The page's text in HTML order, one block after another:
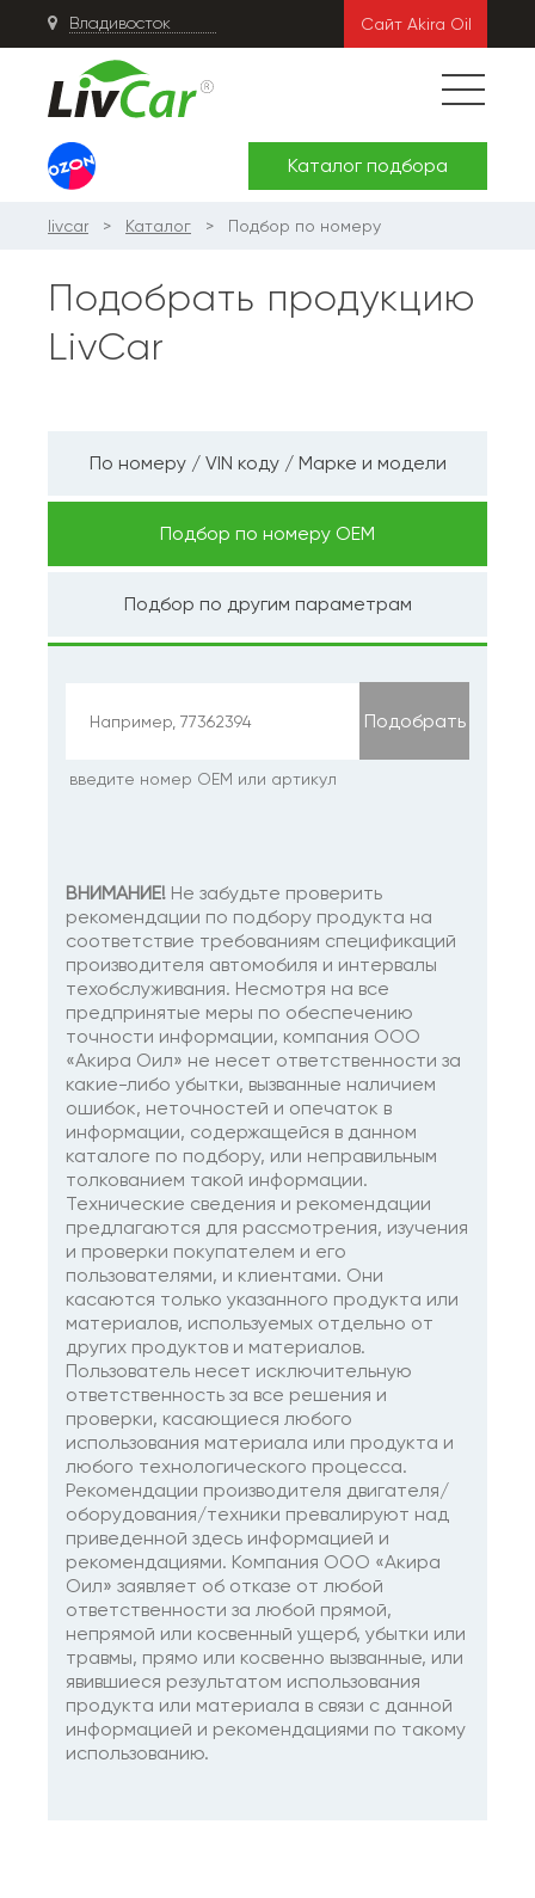
Сайт Akira Oil
Каталог подбора
livcar Каталог Подбор по номеру
Подобрать продукцию
LivCar
По номеру / VIN коду / Марке и модели
Подбор по номеру ОЕМ
Подбор по другим параметрам
введите номер ОЕМ или артикул
Подобрать
ВНИМАНИЕ! Не забудьте проверить
рекомендации по подбору продукта на
соответствие требованиям спецификаций
производителя автомобиля и интервалы
техобслуживания. Несмотря на все
предпринятые меры по обеспечению
точности информации, компания ООО
«Акира Оил» не несет ответственности за
какие-либо убытки, вызванные наличием
ошибок, неточностей и опечаток в
информации, содержащейся в данном
каталоге по подбору, или неправильным
толкованием такой информации.
Технические сведения и рекомендации
предлагаются для рассмотрения, изучения
и проверки покупателем и его
пользователями, и клиентами. Они
касаются только указанного продукта или
материалов, используемых отдельно от
других продуктов и материалов.
Пользователь несет исключительную
ответственность за все решения и
проверки, касающиеся любого
использования материала или продукта и
любого технологического процесса.
Рекомендации производителя двигателя/
оборудования/техники превалируют над
приведенной здесь информацией и
рекомендациями. Компания ООО «Акира
Оил» заявляет об отказе от любой
ответственности за любой прямой,
непрямой или косвенный ущерб, убытки или
травмы, прямо или косвенно вызванные, или
явившиеся результатом использования
продукта или материала в связи с данной
информацией и рекомендациями по такому
использованию.